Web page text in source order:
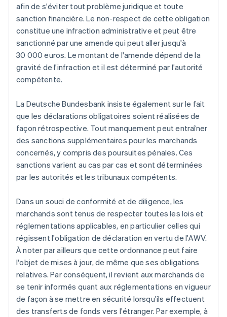
afin de s'éviter tout problème juridique et toute
sanction financière. Le non-respect de cette obligation
constitue une infraction administrative et peut être
sanctionné par une amende qui peut aller jusqu'à
30 000 euros. Le montant de l'amende dépend de la
gravité de l'infraction et il est déterminé par l'autorité
compétente.
La Deutsche Bundesbank insiste également sur le fait
que les déclarations obligatoires soient réalisées de
façon rétrospective. Tout manquement peut entraîner
des sanctions supplémentaires pour les marchands
concernés, y compris des poursuites pénales. Ces
sanctions varient au cas par cas et sont déterminées
par les autorités et les tribunaux compétents.
Dans un souci de conformité et de diligence, les
marchands sont tenus de respecter toutes les lois et
réglementations applicables, en particulier celles qui
régissent l'obligation de déclaration en vertu de l'AWV.
À noter par ailleurs que cette ordonnance peut faire
l'objet de mises à jour, de même que ses obligations
relatives. Par conséquent, il revient aux marchands de
se tenir informés quant aux réglementations en vigueur
de façon à se mettre en sécurité lorsqu'ils effectuent
des transferts de fonds vers l'étranger. Par exemple, à